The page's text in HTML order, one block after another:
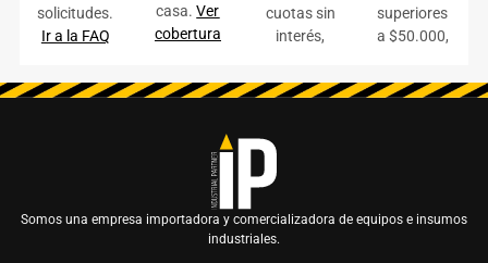
solicitudes.
Ir a la FAQ
casa.Ver
cobertura
cuotas sin
interés,
superiores
a $50.000,
Somos una empresa importadora y comercializadora de equipos e insumos
industriales.